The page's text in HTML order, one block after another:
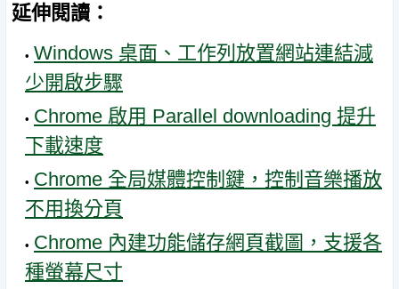
延伸閱讀：
Windows 桌面、工作列放置網站連結減
少開啟步驟
Chrome 啟用 Parallel downloading 提升
下載速度
Chrome 全局媒體控制鍵，控制音樂播放
不用換分頁
Chrome 內建功能儲存網頁截圖，支援各
種螢幕尺寸